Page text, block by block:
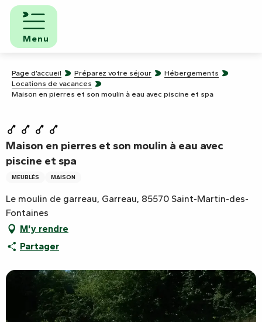
Aller
contenu
principal
Menu
Page d’accueil Préparez votre séjour
Hébergements
Locations de vacances
Maison en pierres et son moulin à eau avec piscine et spa
Maison en pierres et son moulin à eau avec
piscine et spa
MEUBLÉS MAISON
Le moulin de garreau, Garreau, 85570 Saint-Martin-des-
Fontaines
M'y rendre
Partager